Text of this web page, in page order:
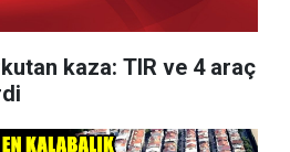
kaza: TIR ve 4 araç